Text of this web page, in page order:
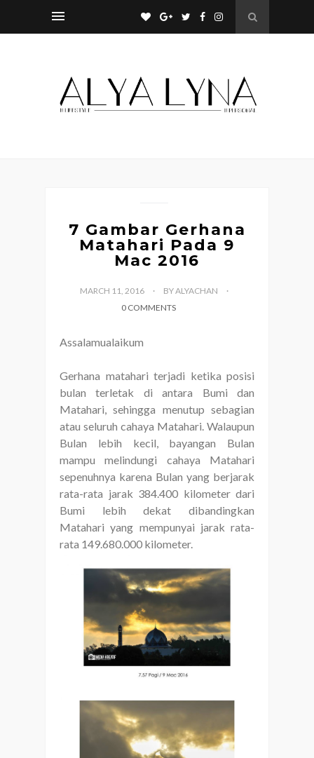
7 Gambar Gerhana
Matahari Pada 9
Mac 2016
MARCH 11, 2016
BY ALYACHAN
0 COMMENTS
Assalamualaikum
Gerhana matahari terjadi ketika posisi
bulan terletak di antara Bumi dan
Matahari, sehingga menutup sebagian
atau seluruh cahaya Matahari. Walaupun
Bulan lebih kecil, bayangan Bulan
mampu melindungi cahaya Matahari
sepenuhnya karena Bulan yang berjarak
rata-rata jarak 384.400 kilometer dari
Bumi lebih dekat dibandingkan
Matahari yang mempunyai jarak rata-
rata 149.680.000 kilometer.